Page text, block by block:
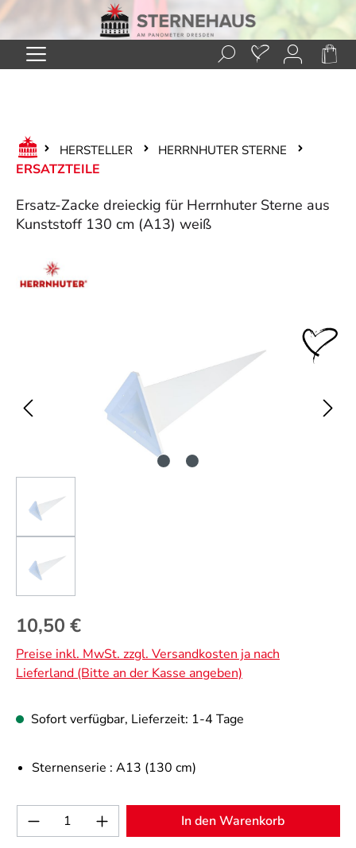
Zum Hauptinhalt springen
HERSTELLER HERRNHUTER STERNE
ERSATZTEILE
Ersatz-Zacke dreieckig für Herrnhuter Sterne aus
Kunststoff 130 cm (A13) weiß
Regulärer Preis:
10,50 €
Preise inkl. MwSt. zzgl. Versandkosten ja nach
Lieferland (Bitte an der Kasse angeben)
Sofort verfügbar, Lieferzeit: 1-4 Tage
Sternenserie : A13 (130 cm)
Produkt Anzahl: Gib den gewünschten
In den Warenkorb